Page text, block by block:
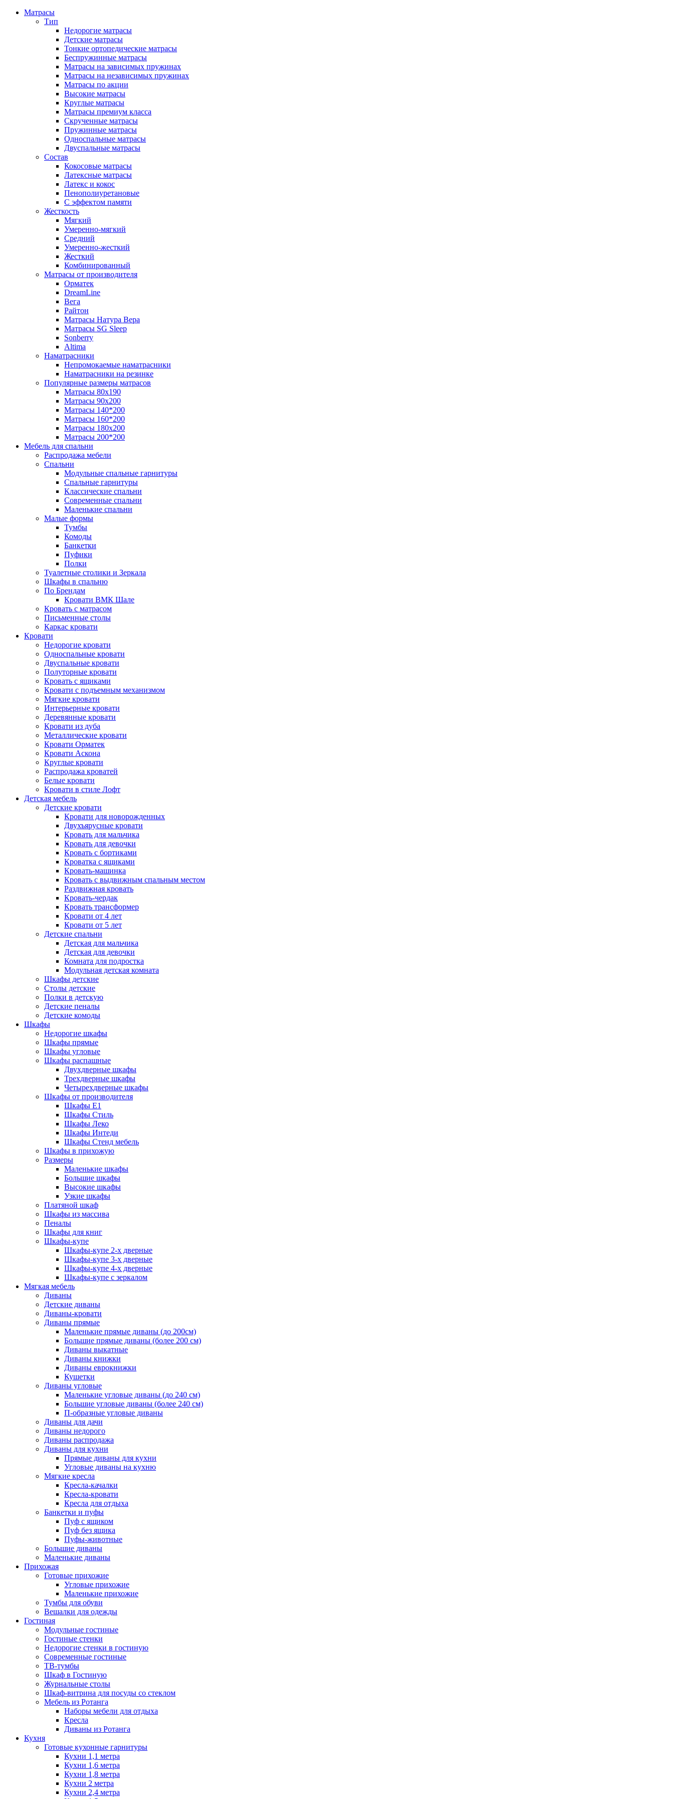
Матрасы
Тип
Недорогие матрасы
Детские матрасы
Тонкие ортопедические матрасы
Беспружинные матрасы
Матрасы на зависимых пружинах
Матрасы на независимых пружинах
Матрасы по акции
Высокие матрасы
Круглые матрасы
Матрасы премиум класса
Скрученные матрасы
Пружинные матрасы
Односпальные матрасы
Двуспальные матрасы
Состав
Кокосовые матрасы
Латексные матрасы
Латекс и кокос
Пенополиуретановые
С эффектом памяти
Жесткость
Мягкий
Умеренно-мягкий
Средний
Умеренно-жесткий
Жесткий
Комбинированный
Матрасы от производителя
Орматек
DreamLine
Вега
Райтон
Матрасы Натура Вера
Матрасы SG Sleep
Sonberry
Altima
Наматрасники
Непромокаемые наматрасники
Наматрасники на резинке
Популярные размеры матрасов
Матрасы 80x190
Матрасы 90x200
Матрасы 140*200
Матрасы 160*200
Матрасы 180x200
Матрасы 200*200
Мебель для спальни
Распродажа мебели
Спальни
Модульные спальные гарнитуры
Спальные гарнитуры
Классические спальни
Современные спальни
Маленькие спальни
Малые формы
Тумбы
Комоды
Банкетки
Пуфики
Полки
Туалетные столики и Зеркала
Шкафы в спальню
По Брендам
Кровати ВМК Шале
Кровать с матрасом
Письменные столы
Каркас кровати
Кровати
Недорогие кровати
Односпальные кровати
Двуспальные кровати
Полуторные кровати
Кровать с ящиками
Кровати с подъемным механизмом
Мягкие кровати
Интерьерные кровати
Деревянные кровати
Кровати из дуба
Металлические кровати
Кровати Орматек
Кровати Аскона
Круглые кровати
Распродажа кроватей
Белые кровати
Кровати в стиле Лофт
Детская мебель
Детские кровати
Кровати для новорожденных
Двухъярусные кровати
Кровать для мальчика
Кровать для девочки
Кровать с бортиками
Кроватка с ящиками
Кровать-машинка
Кровать с выдвижным спальным местом
Раздвижная кровать
Кровать-чердак
Кровать трансформер
Кровати от 4 лет
Кровати от 5 лет
Детские спальни
Детская для мальчика
Детская для девочки
Комната для подростка
Модульная детская комната
Шкафы детские
Столы детские
Полки в детскую
Детские пеналы
Детские комоды
Шкафы
Недорогие шкафы
Шкафы прямые
Шкафы угловые
Шкафы распашные
Двухдверные шкафы
Трехдверные шкафы
Четырехдверные шкафы
Шкафы от производителя
Шкафы E1
Шкафы Стиль
Шкафы Леко
Шкафы Интеди
Шкафы Стенд мебель
Шкафы в прихожую
Размеры
Маленькие шкафы
Большие шкафы
Высокие шкафы
Узкие шкафы
Платяной шкаф
Шкафы из массива
Пеналы
Шкафы для книг
Шкафы-купе
Шкафы-купе 2-х дверные
Шкафы-купе 3-х дверные
Шкафы-купе 4-х дверные
Шкафы-купе с зеркалом
Мягкая мебель
Диваны
Детские диваны
Диваны-кровати
Диваны прямые
Маленькие прямые диваны (до 200см)
Большие прямые диваны (более 200 см)
Диваны выкатные
Диваны книжки
Диваны еврокнижки
Кушетки
Диваны угловые
Маленькие угловые диваны (до 240 см)
Большие угловые диваны (более 240 см)
П-образные угловые диваны
Диваны для дачи
Диваны недорого
Диваны распродажа
Диваны для кухни
Прямые диваны для кухни
Угловые диваны на кухню
Мягкие кресла
Кресла-качалки
Кресла-кровати
Кресла для отдыха
Банкетки и пуфы
Пуф с ящиком
Пуф без ящика
Пуфы-животные
Большие диваны
Маленькие диваны
Прихожая
Готовые прихожие
Угловые прихожие
Маленькие прихожие
Тумбы для обуви
Вешалки для одежды
Гостиная
Модульные гостиные
Гостиные стенки
Недорогие стенки в гостиную
Современные гостиные
ТВ-тумбы
Шкаф в Гостиную
Журнальные столы
Шкаф-витрина для посуды со стеклом
Мебель из Ротанга
Наборы мебели для отдыха
Кресла
Диваны из Ротанга
Кухня
Готовые кухонные гарнитуры
Кухни 1,1 метра
Кухни 1,6 метра
Кухни 1,8 метра
Кухни 2 метра
Кухни 2,4 метра